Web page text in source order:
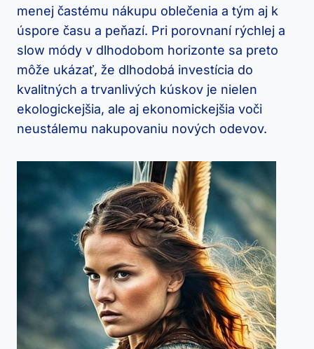
menej častému nákupu oblečenia a tým aj k
úspore času a peňazí. Pri porovnaní rýchlej a
slow módy v dlhodobom horizonte sa preto
môže ukázať, že dlhodobá investícia do
kvalitných a trvanlivých kúskov je nielen
ekologickejšia, ale aj ekonomickejšia voči
neustálemu nakupovaniu nových odevov.